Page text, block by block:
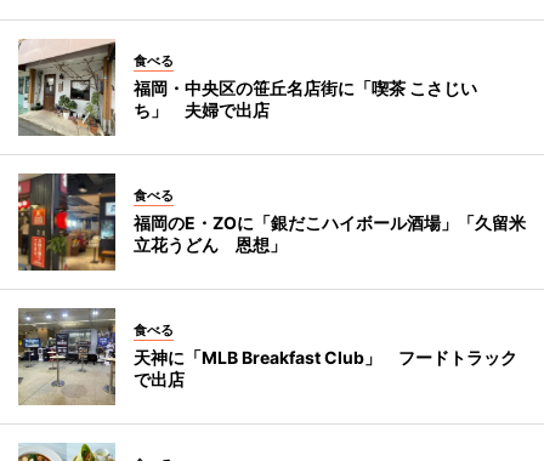
食べる
福岡・中央区の笹丘名店街に「喫茶 こさじい
ち」 夫婦で出店
食べる
福岡のE・ZOに「銀だこハイボール酒場」「久留米
立花うどん 恩想」
食べる
天神に「MLB Breakfast Club」 フードトラック
で出店